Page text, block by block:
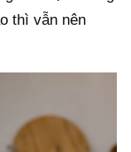
thì vẫn nên